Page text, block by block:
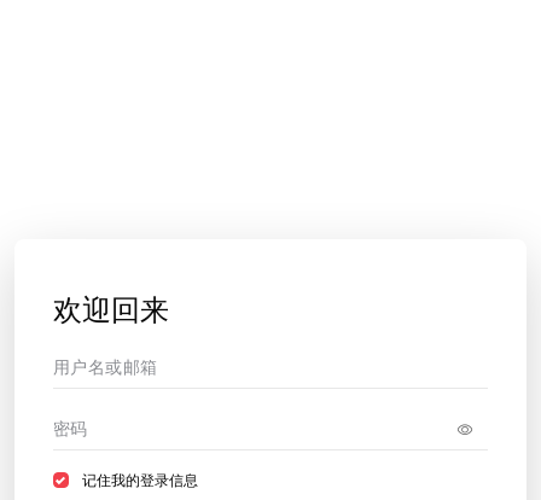
欢迎回来
记住我的登录信息